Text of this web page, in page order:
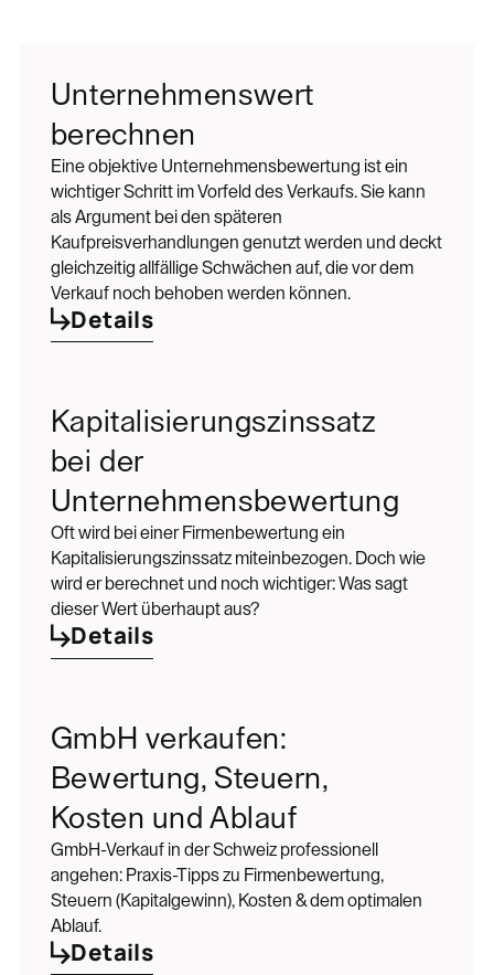
Unternehmenswert
berechnen
Eine objektive Unternehmensbewertung ist ein
wichtiger Schritt im Vorfeld des Verkaufs. Sie kann
als Argument bei den späteren
Kaufpreisverhandlungen genutzt werden und deckt
gleichzeitig allfällige Schwächen auf, die vor dem
Verkauf noch behoben werden können.
Details
Kapitalisierungszinssatz
bei der
Unternehmensbewertung
Oft wird bei einer Firmenbewertung ein
Kapitalisierungszinssatz miteinbezogen. Doch wie
wird er berechnet und noch wichtiger: Was sagt
dieser Wert überhaupt aus?
Details
GmbH verkaufen:
Bewertung, Steuern,
Kosten und Ablauf
GmbH-Verkauf in der Schweiz professionell
angehen: Praxis-Tipps zu Firmenbewertung,
Steuern (Kapitalgewinn), Kosten & dem optimalen
Ablauf.
Details